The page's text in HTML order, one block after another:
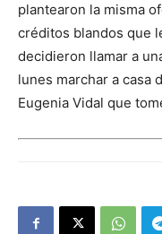
plantearon la misma
créditos blandos que
decidieron llamar a
lunes marchar a casa
Eugenia Vidal que